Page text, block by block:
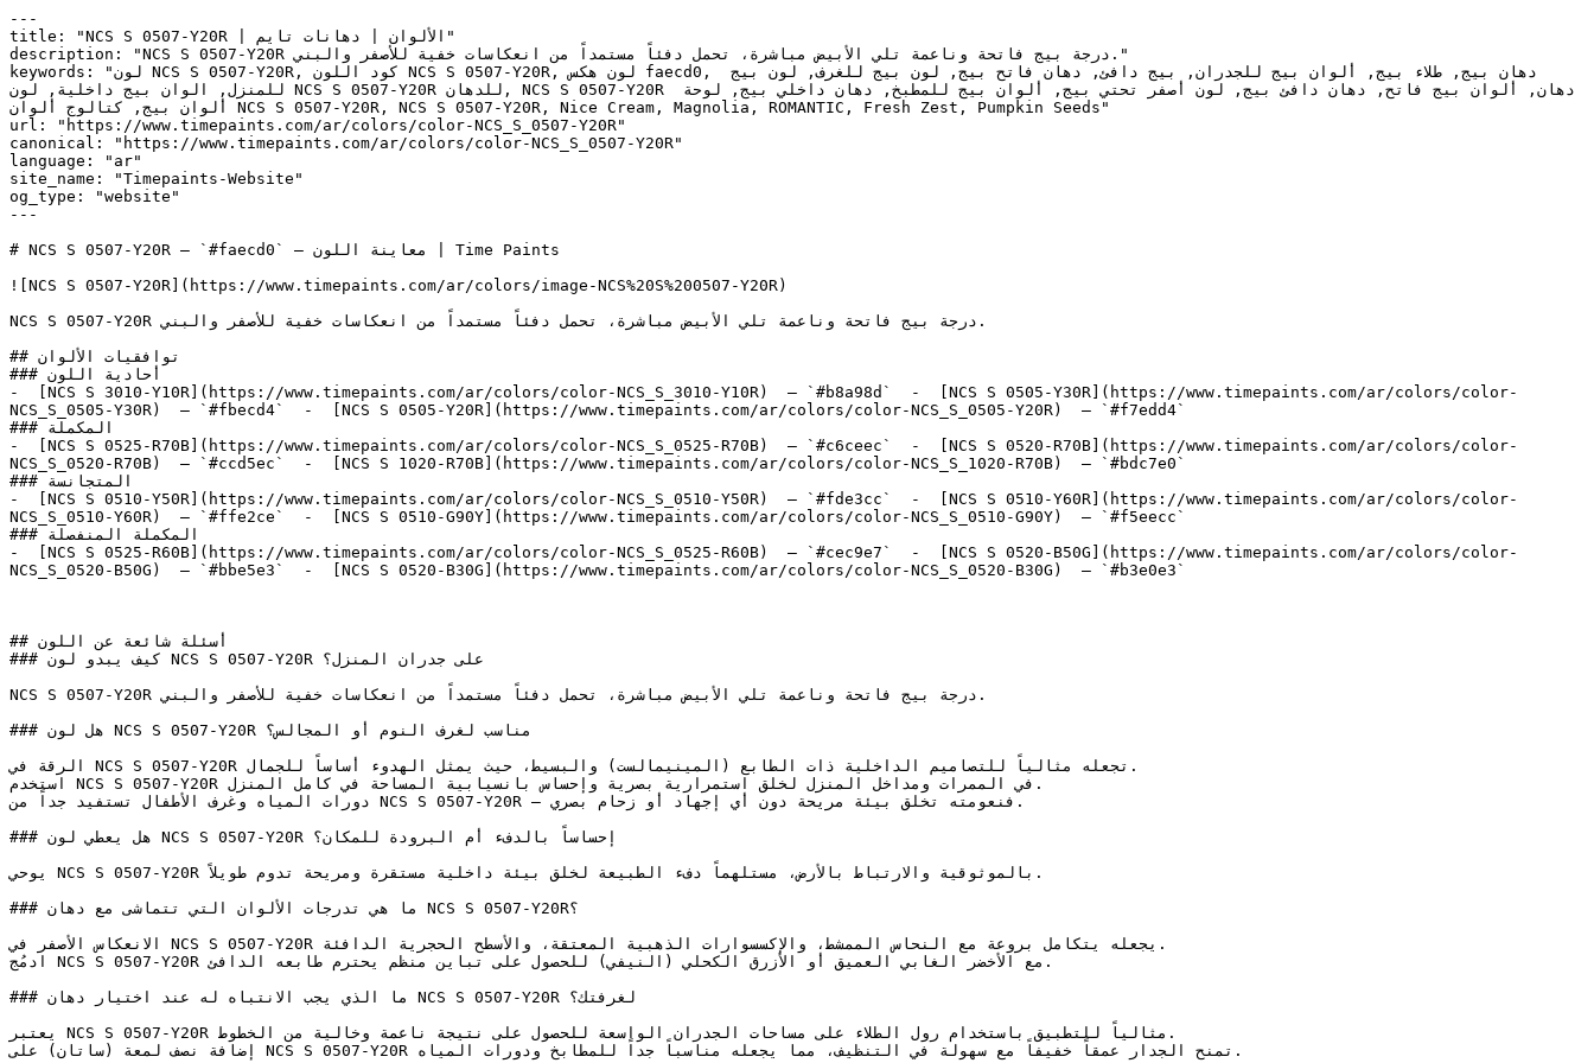
---
title: "NCS S 0507-Y20R | الألوان | دهانات تايم"
description: "NCS S 0507-Y20R درجة بيج فاتحة وناعمة تلي الأبيض مباشرة، تحمل دفئاً مستمداً من انعكاسات خفية للأصفر والبني."
keywords: "لون NCS S 0507-Y20R, كود اللون NCS S 0507-Y20R, لون هكس faecd0, دهان بيج, طلاء بيج, ألوان بيج للجدران, بيج دافئ, دهان فاتح بيج, لون بيج للغرف, لون بيج
للمنزل, الوان بيج داخلية, لون NCS S 0507-Y20R للدهان, NCS S 0507-Y20R دهان, ألوان بيج فاتح, دهان دافئ بيج, لون أصفر تحتي بيج, ألوان بيج للمطبخ, دهان داخلي بيج, لوحة
ألوان بيج, كتالوج ألوان NCS S 0507-Y20R, NCS S 0507-Y20R, Nice Cream, Magnolia, ROMANTIC, Fresh Zest, Pumpkin Seeds"
url: "https://www.timepaints.com/ar/colors/color-NCS_S_0507-Y20R"
canonical: "https://www.timepaints.com/ar/colors/color-NCS_S_0507-Y20R"
language: "ar"
site_name: "Timepaints-Website"
og_type: "website"
---
# NCS S 0507-Y20R — `#faecd0` — معاينة اللون | Time Paints
![NCS S 0507-Y20R](https://www.timepaints.com/ar/colors/image-NCS%20S%200507-Y20R)
NCS S 0507-Y20R درجة بيج فاتحة وناعمة تلي الأبيض مباشرة، تحمل دفئاً مستمداً من انعكاسات خفية للأصفر والبني.
## توافقيات الألوان
### أحادية اللون
-  [NCS S 3010-Y10R](https://www.timepaints.com/ar/colors/color-NCS_S_3010-Y10R)  — `#b8a98d`  -  [NCS S 0505-Y30R](https://www.timepaints.com/ar/colors/color-
NCS_S_0505-Y30R)  — `#fbecd4`  -  [NCS S 0505-Y20R](https://www.timepaints.com/ar/colors/color-NCS_S_0505-Y20R)  — `#f7edd4`
### المكملة
-  [NCS S 0525-R70B](https://www.timepaints.com/ar/colors/color-NCS_S_0525-R70B)  — `#c6ceec`  -  [NCS S 0520-R70B](https://www.timepaints.com/ar/colors/color-
NCS_S_0520-R70B)  — `#ccd5ec`  -  [NCS S 1020-R70B](https://www.timepaints.com/ar/colors/color-NCS_S_1020-R70B)  — `#bdc7e0`
### المتجانسة
-  [NCS S 0510-Y50R](https://www.timepaints.com/ar/colors/color-NCS_S_0510-Y50R)  — `#fde3cc`  -  [NCS S 0510-Y60R](https://www.timepaints.com/ar/colors/color-
NCS_S_0510-Y60R)  — `#ffe2ce`  -  [NCS S 0510-G90Y](https://www.timepaints.com/ar/colors/color-NCS_S_0510-G90Y)  — `#f5eecc`
### المكملة المنفصلة
-  [NCS S 0525-R60B](https://www.timepaints.com/ar/colors/color-NCS_S_0525-R60B)  — `#cec9e7`  -  [NCS S 0520-B50G](https://www.timepaints.com/ar/colors/color-
NCS_S_0520-B50G)  — `#bbe5e3`  -  [NCS S 0520-B30G](https://www.timepaints.com/ar/colors/color-NCS_S_0520-B30G)  — `#b3e0e3`
## أسئلة شائعة عن اللون
### كيف يبدو لون NCS S 0507-Y20R على جدران المنزل؟
NCS S 0507-Y20R درجة بيج فاتحة وناعمة تلي الأبيض مباشرة، تحمل دفئاً مستمداً من انعكاسات خفية للأصفر والبني.
### هل لون NCS S 0507-Y20R مناسب لغرف النوم أو المجالس؟
الرقة في NCS S 0507-Y20R تجعله مثالياً للتصاميم الداخلية ذات الطابع (المينيمالست) والبسيط، حيث يمثل الهدوء أساساً للجمال.
استخدم NCS S 0507-Y20R في الممرات ومداخل المنزل لخلق استمرارية بصرية وإحساس بانسيابية المساحة في كامل المنزل.
دورات المياه وغرف الأطفال تستفيد جداً من NCS S 0507-Y20R — فنعومته تخلق بيئة مريحة دون أي إجهاد أو زحام بصري.
### هل يعطي لون NCS S 0507-Y20R إحساساً بالدفء أم البرودة للمكان؟
يوحي NCS S 0507-Y20R بالموثوقية والارتباط بالأرض، مستلهماً دفء الطبيعة لخلق بيئة داخلية مستقرة ومريحة تدوم طويلاً.
### ما هي تدرجات الألوان التي تتماشى مع دهان NCS S 0507-Y20R؟
الانعكاس الأصفر في NCS S 0507-Y20R يجعله يتكامل بروعة مع النحاس الممشط، والإكسسوارات الذهبية المعتقة، والأسطح الحجرية الدافئة.
ادمُج NCS S 0507-Y20R مع الأخضر الغابي العميق أو الأزرق الكحلي (النيفي) للحصول على تباين منظم يحترم طابعه الدافئ.
### ما الذي يجب الانتباه له عند اختيار دهان NCS S 0507-Y20R لغرفتك؟
يعتبر NCS S 0507-Y20R مثالياً للتطبيق باستخدام رول الطلاء على مساحات الجدران الواسعة للحصول على نتيجة ناعمة وخالية من الخطوط.
إضافة نصف لمعة (ساتان) على NCS S 0507-Y20R تمنح الجدار عمقاً خفيفاً مع سهولة في التنظيف، مما يجعله مناسباً جداً للمطابخ ودورات المياه.